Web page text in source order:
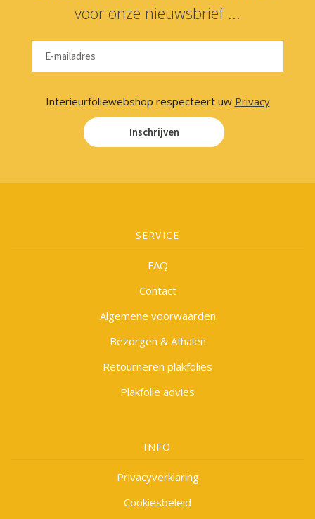
voor onze nieuwsbrief ...
Interieurfoliewebshop respecteert uw Privacy
Inschrijven
SERVICE
FAQ
Contact
Algemene voorwaarden
Bezorgen & Afhalen
Retourneren plakfolies
Plakfolie advies
INFO
Privacyverklaring
Cookiesbeleid